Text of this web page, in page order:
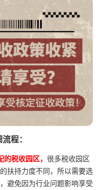
程：
税收园区， 很多税收园区
扶持力度不同，所以需要选
避免因为行业问题影响享受